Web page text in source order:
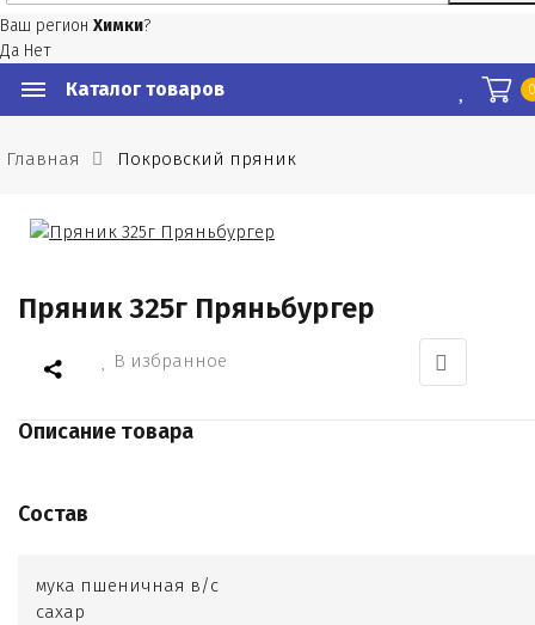
Ваш регион Химки?
Да Нет
Каталог товаров
Главная Покровский пряник
Пряник 325г Пряньбургер
В избранное
Описание товара
Состав
мука пшеничная в/с
сахар